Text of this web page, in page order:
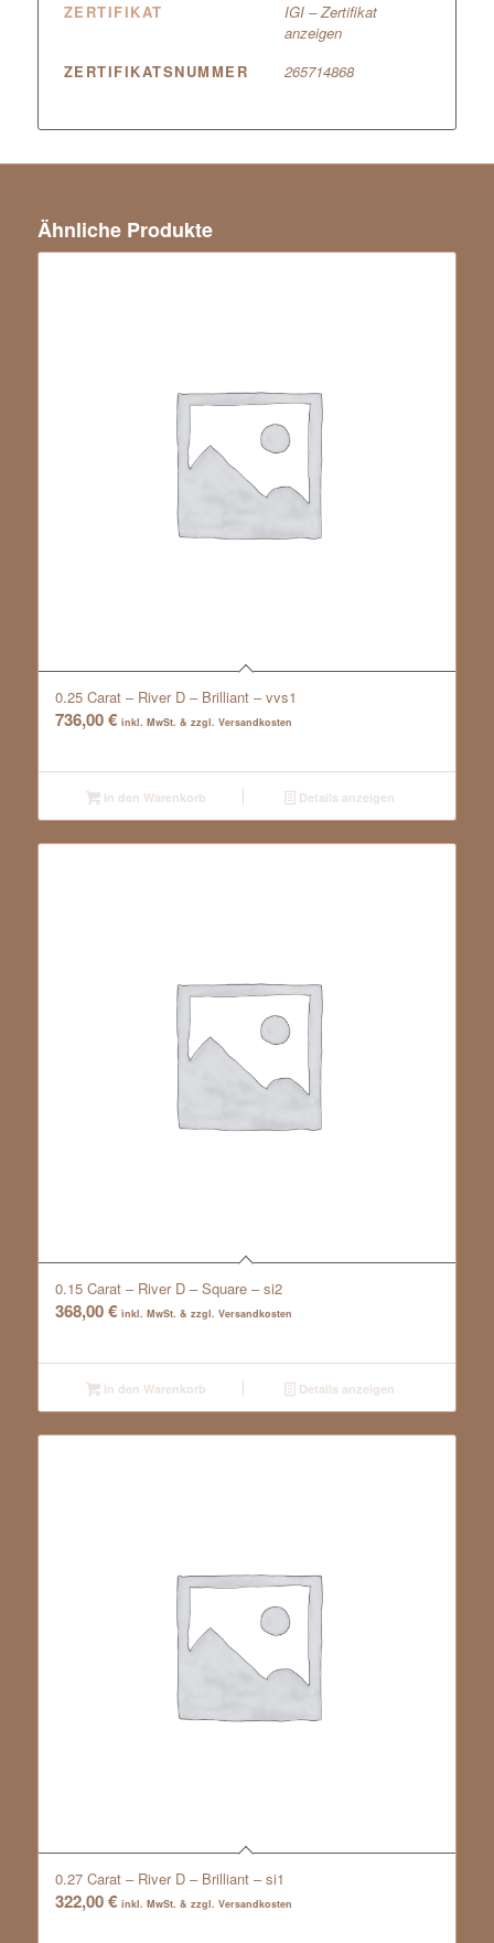
ZERTIFIKAT
IGI – Zertifikat
anzeigen
ZERTIFIKATSNUMMER
265714868
Ähnliche Produkte
0.25 Carat – River D – Brilliant – vvs1
736,00€ inkl. MwSt. & zzgl. Versandkosten
In den Warenkorb Details anzeigen
0.15 Carat – River D – Square – si2
368,00€ inkl. MwSt. & zzgl. Versandkosten
In den Warenkorb Details anzeigen
0.27 Carat – River D – Brilliant – si1
322,00€ inkl. MwSt. & zzgl. Versandkosten